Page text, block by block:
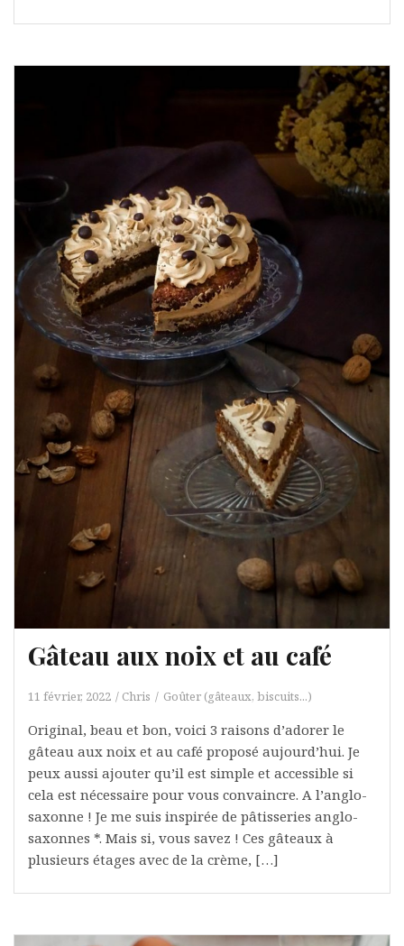
Gâteau aux noix et au café
11 février, 2022 Chris Goûter (gâteaux, biscuits...)
Original, beau et bon, voici 3 raisons d’adorer le
gâteau aux noix et au café proposé aujourd’hui. Je
peux aussi ajouter qu’il est simple et accessible si
cela est nécessaire pour vous convaincre. A l’anglo-
saxonne ! Je me suis inspirée de pâtisseries anglo-
saxonnes *. Mais si, vous savez ! Ces gâteaux à
plusieurs étages avec de la crème, […]